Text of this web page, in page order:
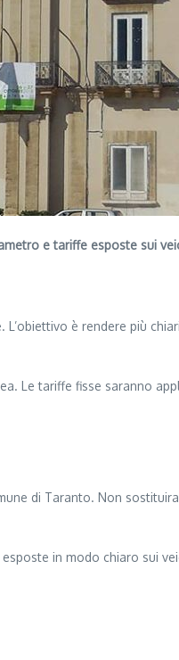
e tariffe esposte sui
è rendere più
Le tariffe fisse saranno
di Taranto. Non
in modo chiaro sui